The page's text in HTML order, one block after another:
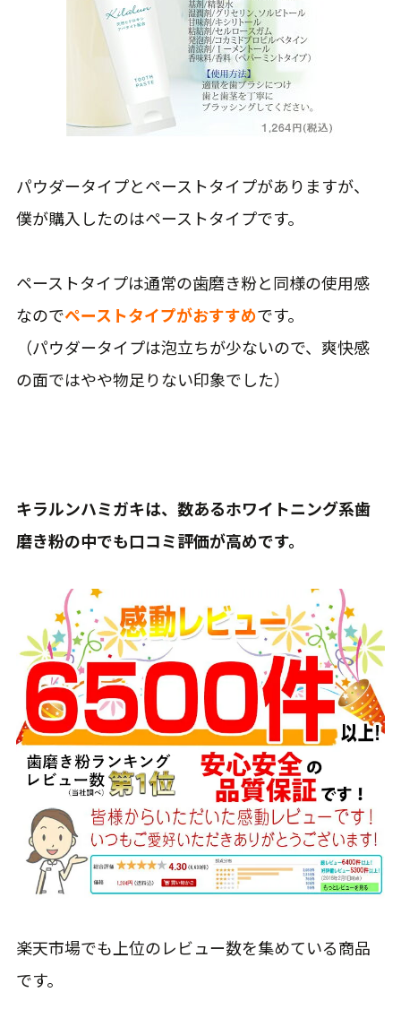
パウダータイプとペーストタイプがありますが、
僕が購入したのはペーストタイプです。
ペーストタイプは通常の歯磨き粉と同様の使用感
なのでペーストタイプがおすすめです。
（パウダータイプは泡立ちが少ないので、爽快感
の面ではやや物足りない印象でした）
キラルンハミガキは、数あるホワイトニング系歯
磨き粉の中でも口コミ評価が高めです。
楽天市場でも上位のレビュー数を集めている商品
です。